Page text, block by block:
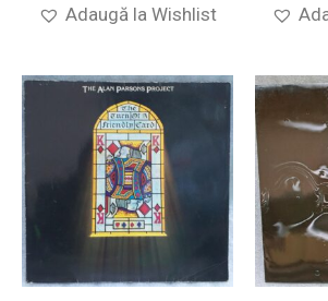
Adaugă la Wishlist